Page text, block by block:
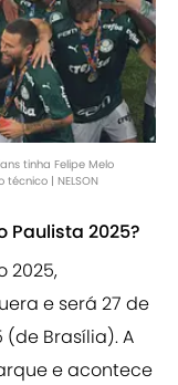
tinha Felipe Melo
| NELSON
Paulista 2025?
2025,
e será 27 de
Brasília). A
e acontece